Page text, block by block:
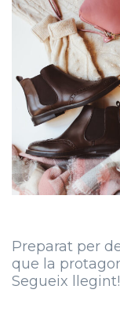
Preparat per
que la
Segueix llegint!